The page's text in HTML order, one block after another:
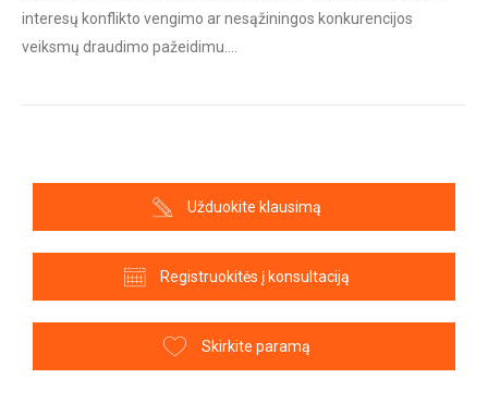
interesų konflikto vengimo ar nesąžiningos konkurencijos
veiksmų draudimo pažeidimu.…
Užduokite klausimą
Registruokitės į konsultaciją
Skirkite paramą